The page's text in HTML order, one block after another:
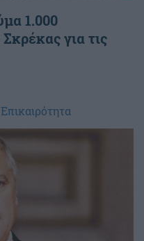
1.000
για τις
Επικαιρότητα